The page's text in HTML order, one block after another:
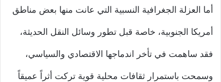
أما العزلة الجغرافية النسبية التي عانت منها بعض مناطق
أمريكا الجنوبية، خاصة قبل تطور وسائل النقل الحديثة،
فقد ساهمت في تأخر اندماجها الاقتصادي والسياسي،
وسمحت باستمرار ثقافات محلية قوية تركت أثراً عميقاً